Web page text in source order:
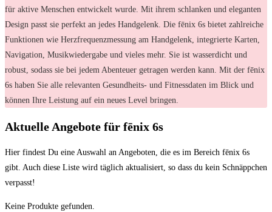
für aktive Menschen entwickelt wurde. Mit ihrem schlanken und eleganten
Design passt sie perfekt an jedes Handgelenk. Die fēnix 6s bietet zahlreiche
Funktionen wie Herzfrequenzmessung am Handgelenk, integrierte Karten,
Navigation, Musikwiedergabe und vieles mehr. Sie ist wasserdicht und
robust, sodass sie bei jedem Abenteuer getragen werden kann. Mit der fēnix
6s haben Sie alle relevanten Gesundheits- und Fitnessdaten im Blick und
können Ihre Leistung auf ein neues Level bringen.
Aktuelle Angebote ​für fēnix 6s
Hier findest Du eine Auswahl‍ an Angeboten, die es im Bereich fēnix 6s
⁤gibt. ​Auch diese Liste ⁢wird täglich aktualisiert, so dass‌ du kein ‍Schnäppchen
verpasst!
Keine Produkte gefunden.